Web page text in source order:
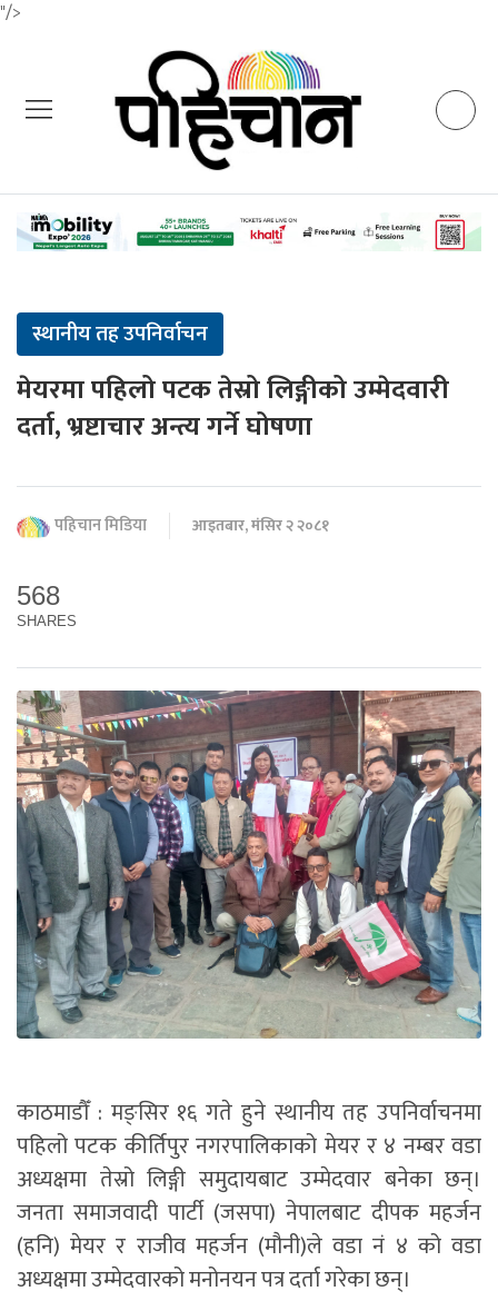
"/>
स्थानीय तह उपनिर्वाचन
मेयरमा पहिलो पटक तेस्रो लिङ्गीको उम्मेदवारी
दर्ता, भ्रष्टाचार अन्त्य गर्ने घोषणा
पहिचान मिडिया आइतबार, मंसिर २ २०८१
568
SHARES
काठमाडौँ : मङ्सिर १६ गते हुने स्थानीय तह उपनिर्वाचनमा
पहिलो पटक कीर्तिपुर नगरपालिकाको मेयर र ४ नम्बर वडा
अध्यक्षमा तेस्रो लिङ्गी समुदायबाट उम्मेदवार बनेका छन्।
जनता समाजवादी पार्टी (जसपा) नेपालबाट दीपक महर्जन
(हनि) मेयर र राजीव महर्जन (मौनी)ले वडा नं ४ को वडा
अध्यक्षमा उम्मेदवारको मनोनयन पत्र दर्ता गरेका छन्।